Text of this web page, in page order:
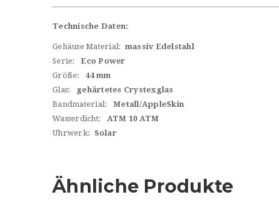
Technische Daten:
Gehäuse Material: massiv Edelstahl
Serie:Eco Power
Größe:
44 mm
Glas:
gehärtetes Crystexglas
Bandmaterial:
Metall/AppleSkin
Wasserdicht: ATM 10 ATM
Uhrwerk: Solar
Ähnliche Produkte